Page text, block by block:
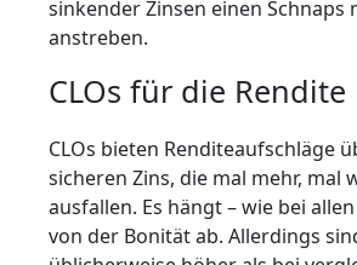
sinkender Zinsen einen Schnaps
anstreben.
CLOs für die Rendite
CLOs bieten Renditeaufschläge
sicheren Zins, die mal mehr, mal
ausfallen. Es hängt – wie bei
von der Bonität ab. Allerdings